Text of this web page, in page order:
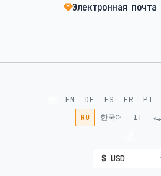
Электронная
EN DE ES FR PT
RU
한국어 IT